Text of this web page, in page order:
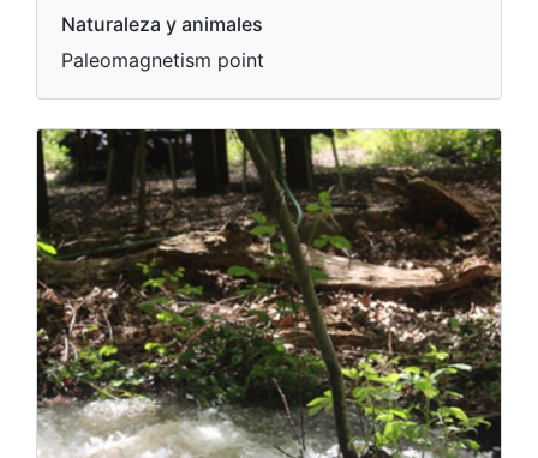
Naturaleza y animales
Paleomagnetism point